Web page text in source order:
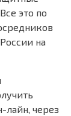
это по
на
лайн, через